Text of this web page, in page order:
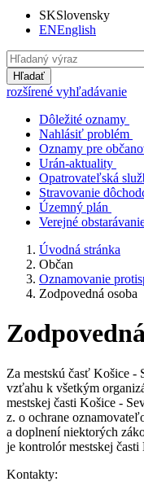
SKSlovensky
ENEnglish
Hľadať
rozšírené vyhľadávanie
Dôležité oznamy
Nahlásiť problém
Oznamy pre
Urán-aktuality
Opatrovateľská
Stravovanie
Územný plán
Verejné
Úvodná stránka
Občan
Oznamovanie
Zodpovedná osoba
Za mestskú časť Košice -
vzťahu k všetkým
mestskej časti Košice -
z. o ochrane
a doplnení niektorých
je kontrolór mestskej časti
Kontakty: